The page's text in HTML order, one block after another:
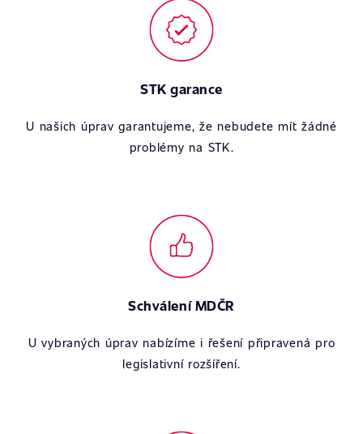
STK garance
U našich úprav garantujeme, že nebudete mít žádné
problémy na STK.
Schválení MDČR
U vybraných úprav nabízíme i řešení připravená pro
legislativní rozšíření.